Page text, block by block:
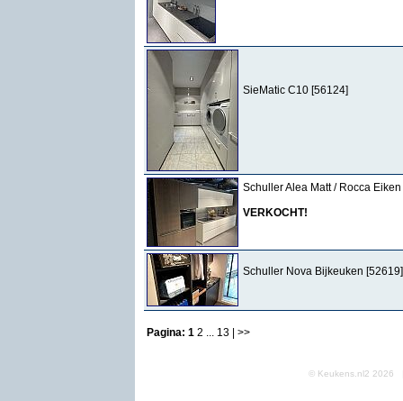
SieMatic C10 [56124]
Schuller Alea Matt / Rocca
VERKOCHT!
Schuller Nova Bijkeuken [52619]
Pagina: 1 2 ... 13 | >>
© Keukens.nl2